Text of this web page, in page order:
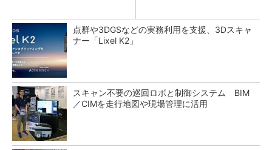
点群や3DGSなどの実務利用を支援、3Dスキャ
ナー「Lixel K2」
スキャン不要の巡回ロボと制御システム BIM
／CIMを走行地図や現場管理に活用